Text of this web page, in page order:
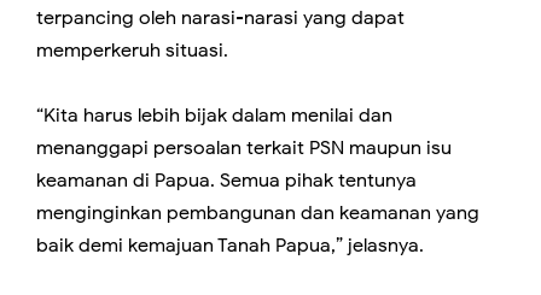
terpancing oleh narasi-narasi yang dapat
memperkeruh situasi.
“Kita harus lebih bijak dalam menilai dan
menanggapi persoalan terkait PSN maupun isu
keamanan di Papua. Semua pihak tentunya
menginginkan pembangunan dan keamanan yang
baik demi kemajuan Tanah Papua,” jelasnya.